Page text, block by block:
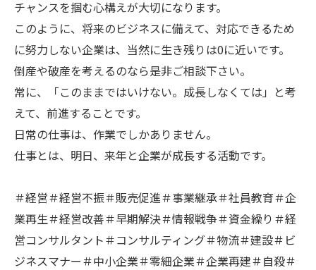
チャンスを掴む心構えが大切になります。
このように、将来のビジネスに備えて、対応できるため
に努力しない企業は、当然に生き残りは0に近いです。
倒産や破産を考えるのなら是非ご相談下さい。
常に、「このままではいけない。成長しなくては」と考
えて、前進することです。
日常の仕事は、作業でしかありません。
仕事とは、明日、来年と企業が成長する活動です。
＃経営＃経営不振＃販売促進＃事業継承＃社員教育＃企
業再生＃経営改善＃早期解決＃情報戦争＃資金繰り＃経
営コンサルタント＃コンサルティング＃物流＃建設＃ビ
ジネスマナー＃中小企業＃零細企業＃企業再建＃自殺＃